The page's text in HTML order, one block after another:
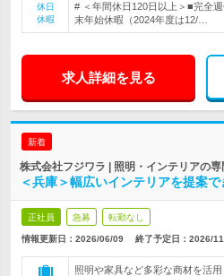
休日
休暇
# ＜年間休日120日以上＞■完全
末年始休暇（2024年度は12/…
求人詳細を見る
新着
株式会社フジワラ | 照明・インテリアの専
＜兵庫＞幅広いインテリアを提案
正社員 急募 転勤なし
情報更新日：2026/06/09 終了予定日： 2026/
照明や家具など多彩な商材を活